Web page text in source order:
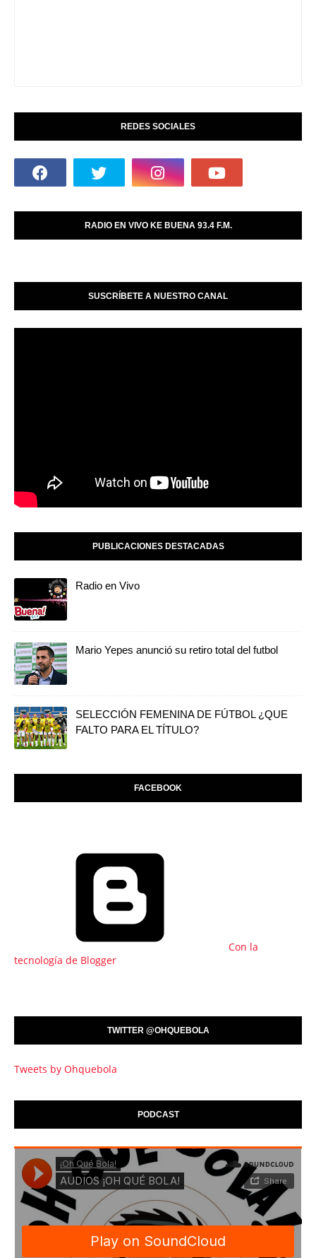
REDES SOCIALES
RADIO EN VIVO KE BUENA 93.4 F.M.
SUSCRÍBETE A NUESTRO CANAL
PUBLICACIONES DESTACADAS
Radio en Vivo
Mario Yepes anunció su retiro total del futbol
SELECCIÓN FEMENINA DE FÚTBOL ¿QUE
FALTO PARA EL TÍTULO?
FACEBOOK
Con la
tecnología de Blogger
TWITTER @OHQUEBOLA
Tweets by Ohquebola
PODCAST